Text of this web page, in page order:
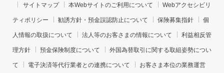
サイトマップ 本Webサイトのご利用について Webアクセシビリ
ティポリシー 勧誘方針・預金誤認防止について 保険募集指針 個
人情報の取扱について 法人等のお客さまの情報について 利益相反管
理方針 預金保険制度について 外国為替取引に関する取組姿勢につい
て 電子決済等代行業者との連携について お客さま本位の業務運営